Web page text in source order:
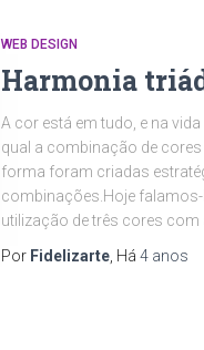
WEB DESIGN
Harmonia
A cor está em tudo, e na
qual a combinação de cores
forma foram criadas
combinações.Hoje
utilização de três cores com
Por Fidelizarte , Há 4 anos